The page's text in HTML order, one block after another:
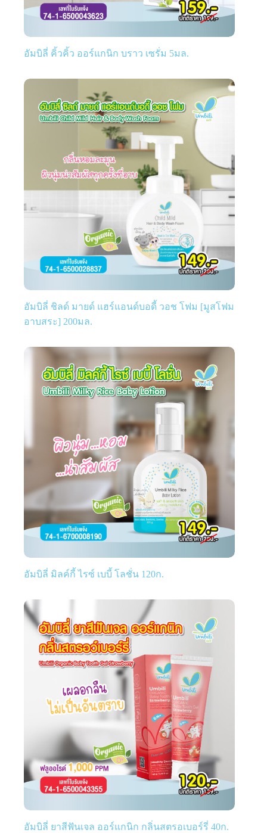
อัมบิลี่ คิ้วคิ้ว ออร์แกนิก บราว เซรั่ม 5มล.
อัมบิลี่ ชิลด์ มายด์ แฮร์แอนด์บอดี้ วอช โฟม [มูสโฟม
อาบสระ] 200มล.
อัมบิลี่ มิลค์กี้ ไรซ์ เบบี้ โลชั่น 120ก.
อัมบิลี่ ยาสีฟันเจล ออร์แกนิก กลิ่นสตรอเบอร์รี่ 40ก.